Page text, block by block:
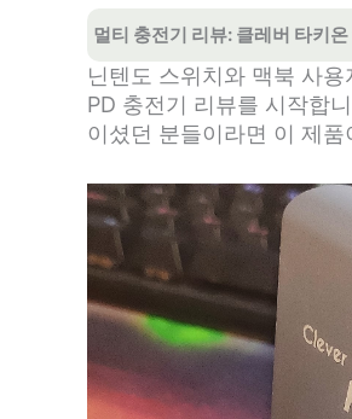
멀티 충전기 리뷰: 클레버 타키
닌텐도 스위치와 맥북 사
PD 충전기 리뷰를 시작합
이셨던 분들이라면 이 제